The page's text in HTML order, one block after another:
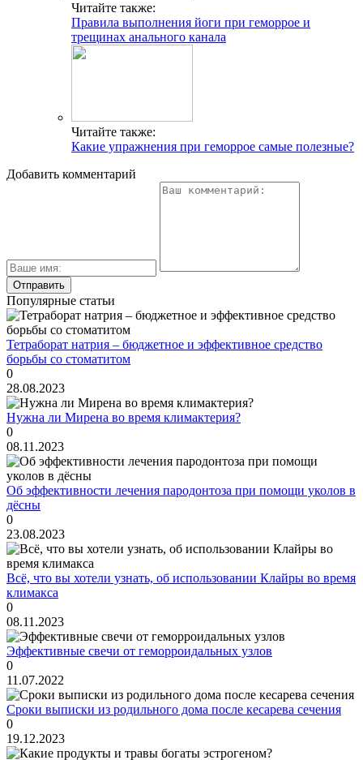
Читайте также:
Правила выполнения йоги при геморрое и
трещинах анального канала
Читайте также:
Какие упражнения при геморрое самые полезные?
Добавить комментарий
Популярные статьи
Тетраборат натрия – бюджетное и эффективное средство
борьбы со стоматитом
0
28.08.2023
Нужна ли Мирена во время климактерия?
0
08.11.2023
Об эффективности лечения пародонтоза при помощи уколов в
дёсны
0
23.08.2023
Всё, что вы хотели узнать, об использовании Клайры во время
климакса
0
08.11.2023
Эффективные свечи от геморроидальных узлов
0
11.07.2022
Сроки выписки из родильного дома после кесарева сечения
0
19.12.2023